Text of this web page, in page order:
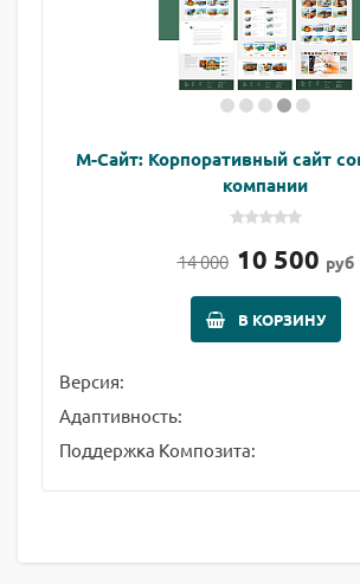
М-Сайт: Корпоративный сайт
компании
14 000 10 500 руб
В КОРЗИНУ
Версия:
Адаптивность:
Поддержка Композита: